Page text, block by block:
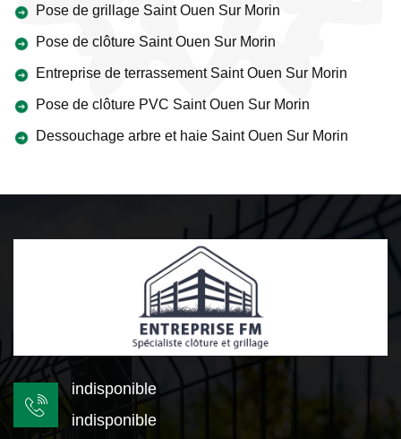
Pose de grillage Saint Ouen Sur Morin
Pose de clôture Saint Ouen Sur Morin
Entreprise de terrassement Saint Ouen Sur Morin
Pose de clôture PVC Saint Ouen Sur Morin
Dessouchage arbre et haie Saint Ouen Sur Morin
indisponible
indisponible